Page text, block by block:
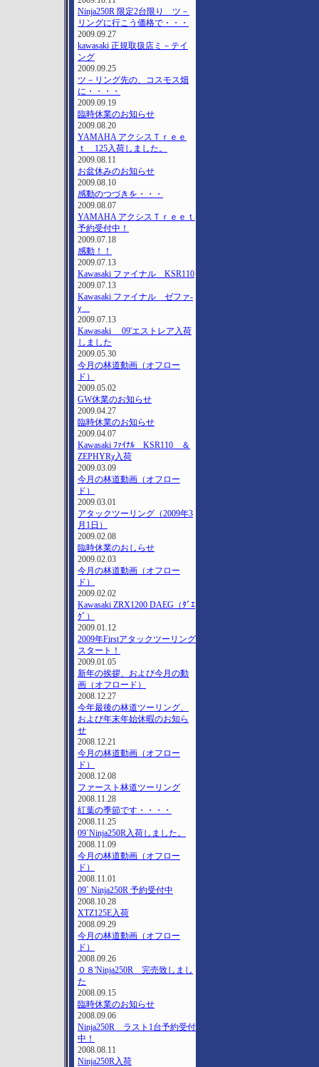
Ninja250R 限定2台限り ツ－
リングに行こう価格で・・・
2009.09.27
kawasaki 正規取扱店ミ－テイ
ング
2009.09.25
ツ－リング先の、コスモス畑
に・・・・
2009.09.19
臨時休業のお知らせ
2009.08.20
YAMAHA アクシスＴｒｅｅ
ｔ 125入荷しました。
2009.08.11
お盆休みのお知らせ
2009.08.10
感動のつづきを・・・
2009.08.07
YAMAHA アクシスＴｒｅｅｔ
予約受付中！
2009.07.18
感動！！
2009.07.13
Kawasaki ファイナル KSR110
2009.07.13
Kawasaki ファイナル ゼファ-
χ
2009.07.13
Kawasaki 09'エストレア入荷
しました
2009.05.30
今月の林道動画（オフロー
ド）
2009.05.02
GW休業のお知らせ
2009.04.27
臨時休業のお知らせ
2009.04.07
Kawasaki ﾌｧｲﾅﾙ KSR110 ＆
ZEPHYRχ入荷
2009.03.09
今月の林道動画（オフロー
ド）
2009.03.01
アタックツーリング（2009年3
月1日）
2009.02.08
臨時休業のおしらせ
2009.02.03
今月の林道動画（オフロー
ド）
2009.02.02
Kawasaki ZRX1200 DAEG（ﾀﾞｴ
ｸﾞ）
2009.01.12
2009年Firstアタックツーリング
スタート！
2009.01.05
新年の挨拶、および今月の動
画（オフロード）
2008.12.27
今年最後の林道ツーリング、
および年末年始休暇のお知ら
せ
2008.12.21
今月の林道動画（オフロー
ド）
2008.12.08
ファースト林道ツーリング
2008.11.28
紅葉の季節です・・・・
2008.11.25
09`Ninja250R入荷しました。
2008.11.09
今月の林道動画（オフロー
ド）
2008.11.01
09` Ninja250R 予約受付中
2008.10.28
XTZ125E入荷
2008.09.29
今月の林道動画（オフロー
ド）
2008.09.26
０８'Ninja250R 完売致しまし
た
2008.09.15
臨時休業のお知らせ
2008.09.06
Ninja250R ラスト1台予約受付
中！
2008.08.11
Ninja250R入荷